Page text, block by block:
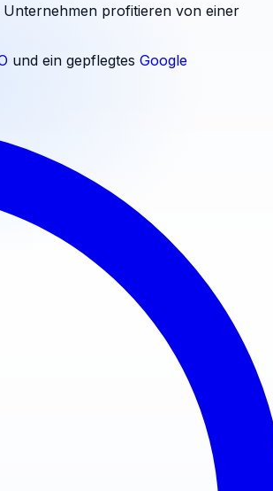
profitieren von einer
und ein gepflegtes Google